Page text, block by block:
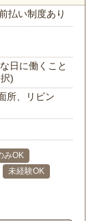
払い制度あり
日に働くこと
)
所、リビン
みOK
未経験OK